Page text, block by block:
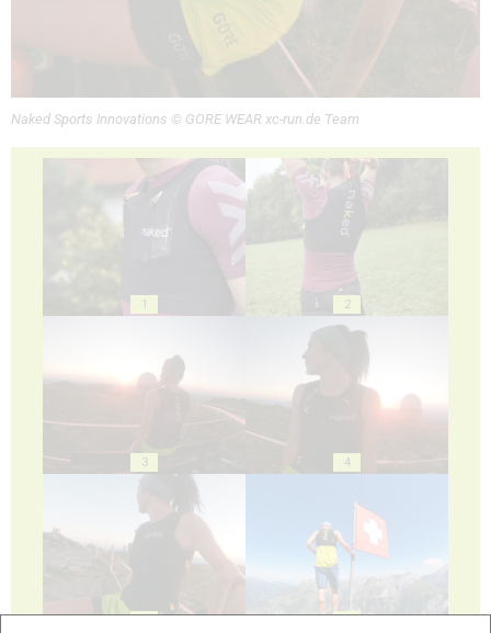
Naked Sports Innovations © GORE WEAR xc-run.de Team
1 2
3 4
5 6